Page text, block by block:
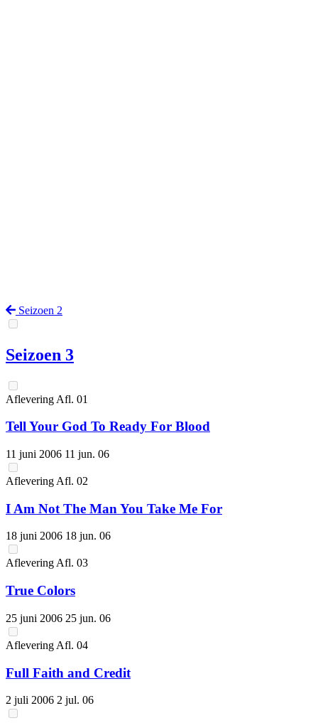
Seizoen 2
Seizoen 3
Aflevering Afl. 01
Tell Your God To Ready For Blood
11 juni 2006 11 jun. 06
Aflevering Afl. 02
I Am Not The Man You Take Me For
18 juni 2006 18 jun. 06
Aflevering Afl. 03
True Colors
25 juni 2006 25 jun. 06
Aflevering Afl. 04
Full Faith and Credit
2 juli 2006 2 jul. 06